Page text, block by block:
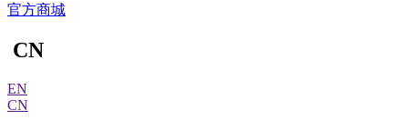
官方商城
CN
EN
CN